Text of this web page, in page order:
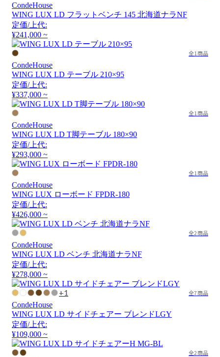
CondeHouse
WING LUX LD フラットベンチ 145 北海道ナラNF
定価/上代:
¥241,000 ~
全1商品
CondeHouse
WING LUX LD テーブル 210×95
定価/上代:
¥337,000 ~
全1商品
CondeHouse
WING LUX LD T脚テーブル 180×90
定価/上代:
¥293,000 ~
全1商品
CondeHouse
WING LUX ローボード FPDR-180
定価/上代:
¥426,000 ~
全2商品
CondeHouse
WING LUX LD ベンチ 北海道ナラNF
定価/上代:
¥278,000 ~
+1 全7商品
CondeHouse
WING LUX LD サイドチェアー ブレンドLGY
定価/上代:
¥109,000 ~
全2商品